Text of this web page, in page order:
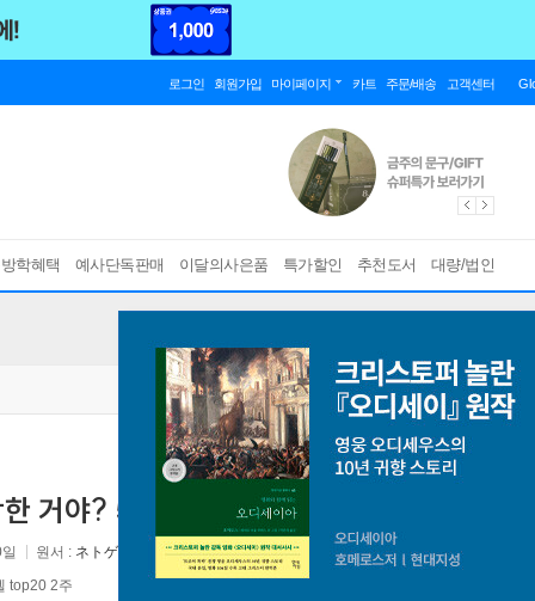
로그인 회원가입 마이페이지 카트 주문/배송 고객센터
학혜택 예사단독판매 이달의사은품 특가할인 추천도서 대량/법인
거야? 5
원서 : ネトゲの嫁は女の子じゃないと思った?
top20 2주